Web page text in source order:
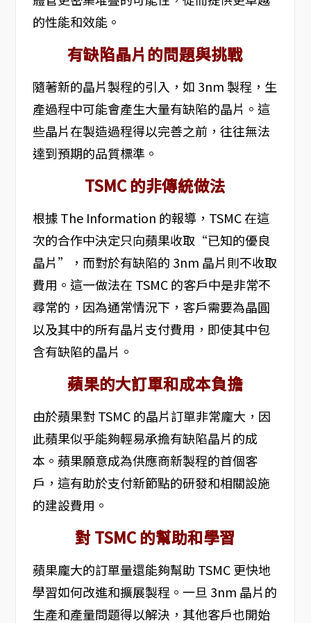
的性能和效能。
有缺陷晶片的問題與挑戰
隨著新的晶片製程的引入，如 3nm 製程，生
產過程中可能會產生大量有缺陷的晶片。這
些晶片在製造過程得以完善之前，往往無法
達到預期的品質標準。
TSMC 的非傳統做法
根據 The Information 的報導，TSMC 在這
次的合作中決定只向蘋果收取“已知的優良
晶片”，而對於有缺陷的 3nm 晶片則不收取
費用。這一做法在 TSMC 的客戶中是非常不
尋常的，因為通常情況下，客戶需要為晶圓
以及其中的所有晶片支付費用，即使其中包
含有缺陷的晶片。
蘋果的大訂單和成本負擔
由於蘋果對 TSMC 的晶片訂單非常龐大，因
此蘋果似乎能夠輕易承擔有缺陷晶片的成
本。蘋果願意成為供應商新製程的首個客
戶，這有助於支付新節點的研發和相關設施
的建設費用。
對 TSMC 的幫助和學習
蘋果龐大的訂單量還能夠幫助 TSMC 更快地
學習如何改進和擴展製程。一旦 3nm 晶片的
生產和產量問題得以解決，其他客戶也開始